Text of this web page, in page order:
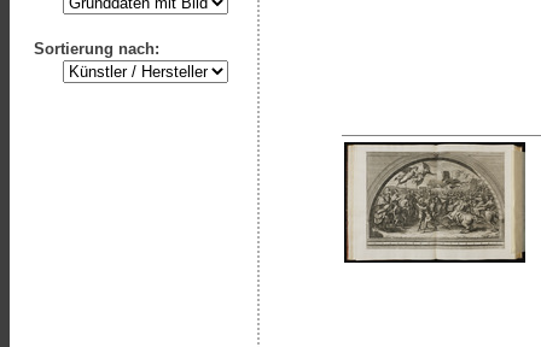
Sortierung nach: